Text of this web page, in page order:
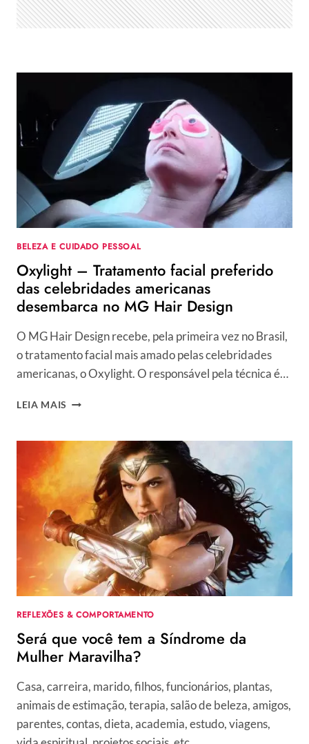
BELEZA E CUIDADO PESSOAL
Oxylight – Tratamento facial preferido
das celebridades americanas
desembarca no MG Hair Design
O MG Hair Design recebe, pela primeira vez no Brasil,
o tratamento facial mais amado pelas celebridades
americanas, o Oxylight. O responsável pela técnica é…
LEIA MAIS OXYLIGHT
FACIAL
PREFERIDO
CELEBRIDADES
AMERICANAS
DESEMBARCA
NO
MG
HAIR
DESIGN
REFLEXÕES & COMPORTAMENTO
Será que você tem a Síndrome da
Mulher Maravilha?
Casa, carreira, marido, filhos, funcionários, plantas,
animais de estimação, terapia, salão de beleza, amigos,
parentes, contas, dieta, academia, estudo, viagens,